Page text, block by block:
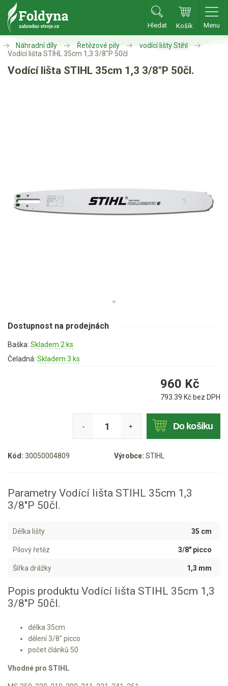
Hledat Košík Menu
Zahradní traktory
Zahradní traktory
Akumulátorové sekačky
Robotické sekačky
Motorové pily
Benzínové pily
AKU zahradní technika
Aku pily
Aku sekačky
Štípačka na dřevo
VARI
VARI multifunkční nosiče
Náhradní díly Řetězové pily
vodící lišty Stihl
Vodící lišta STIHL 35cm 1,3 3/8"P 50čl.
Vodící lišta STIHL 35cm 1,3 3/8"P 50čl.
Kód: 30050004809 Výrobce: STIHL
Dostupnost na prodejnách
Baška: Skladem 2 ks
Čeladná: Skladem 3 ks
960 Kč
793.39 Kč bez DPH
- + Do košíku
Parametry Vodící lišta STIHL 35cm 1,3
3/8"P 50čl.
Délka lišty 35 cm
Pilový řetěz 3/8" picco
Šířka drážky 1,3 mm
Popis produktu Vodící lišta STIHL 35cm 1,3
3/8"P 50čl.
délka 35cm
dělení 3/8" picco
počet článků 50
Vhodné pro STIHL